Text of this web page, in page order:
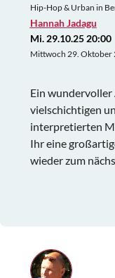
Hip-Hop & Urban in
Hannah Jadagu
Mi. 29.10.25 20:00
Mittwoch 29. Oktober
Ein wundervoller
vielschichtigen
interpretierten
Ihr eine
wieder zum